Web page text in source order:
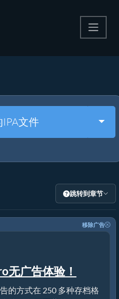
文件
跳转到章节
移除广告
无广告体验！
的方式在 250 多种存档格